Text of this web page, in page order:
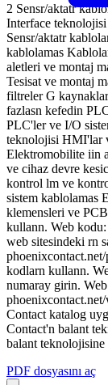
2 Sensr/aktatr
Interface
Sensr/aktatr
kablolamas
aletleri ve montaj
Tesisat ve montaj
filtreler G
fazlasn kefedin
PLC'ler ve I/O
teknolojisi HMI'lar
Elektromobilite iin
ve cihaz devre
kontrol lm ve
sistem kablolamas
klemensleri ve
kullann. Web
web sitesindeki rn
kodlarn kullann.
numaray girin.
Contact katalog
Contact'n balant
balant teknolojisine
PDF dosyasını aç